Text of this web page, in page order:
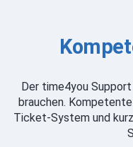
Der time4you
brauchen.
Ticket-System und